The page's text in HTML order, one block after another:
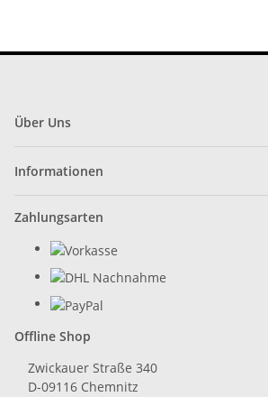
Über Uns
Informationen
Zahlungsarten
Offline Shop
Zwickauer Straße 340
D-09116 Chemnitz